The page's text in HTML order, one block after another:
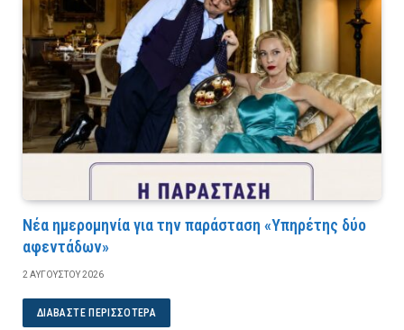
Νέα ημερομηνία για την παράσταση «Υπηρέτης δύο
αφεντάδων»
2 ΑΥΓΟΎΣΤΟΥ 2026
ΔΙΑΒΆΣΤΕ ΠΕΡΙΣΣΌΤΕΡΑ